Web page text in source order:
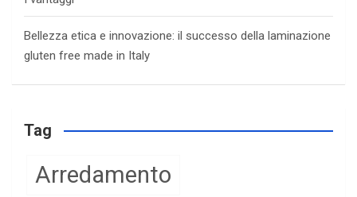
Bellezza etica e innovazione: il successo della laminazione
gluten free made in Italy
Tag
Arredamento